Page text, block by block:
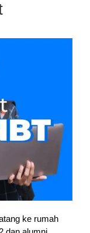
ke rumah